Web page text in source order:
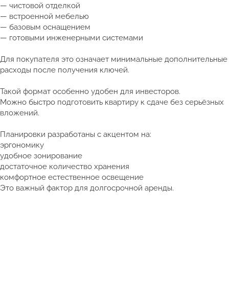
— чистовой отделкой
— встроенной мебелью
— базовым оснащением
— готовыми инженерными системами
Для покупателя это означает минимальные дополнительные
расходы после получения ключей.
Такой формат особенно удобен для инвесторов.
Можно быстро подготовить квартиру к сдаче без серьёзных
вложений.
Планировки разработаны с акцентом на:
эргономику
удобное зонирование
достаточное количество хранения
комфортное естественное освещение
Это важный фактор для долгосрочной аренды.